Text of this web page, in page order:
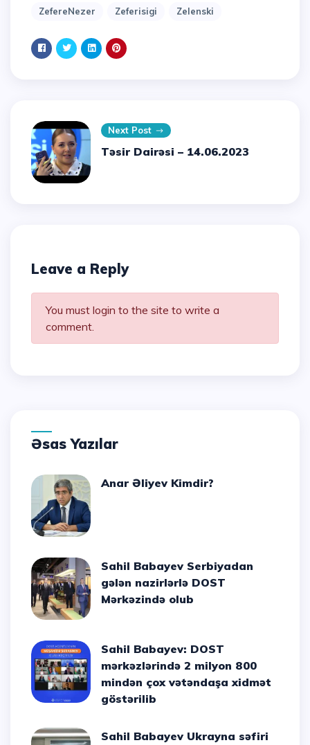
ZefereNezer
Zeferisigi Zelenski
Next Post
Təsir Dairəsi – 14.06.2023
Leave a Reply
You must login to the site to write a
comment.
Əsas Yazılar
Anar Əliyev Kimdir?
Sahil Babayev Serbiyadan
gələn nazirlərlə DOST
Mərkəzində olub
Sahil Babayev: DOST
mərkəzlərində 2 milyon 800
mindən çox vətəndaşa xidmət
göstərilib
Sahil Babayev Ukrayna səfiri